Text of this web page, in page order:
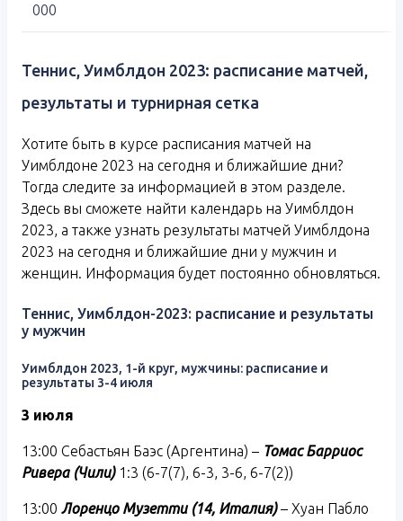
000
Теннис, Уимблдон 2023: расписание матчей,
результаты и турнирная сетка
Хотите быть в курсе расписания матчей на
Уимблдоне 2023 на сегодня и ближайшие дни?
Тогда следите за информацией в этом разделе.
Здесь вы сможете найти календарь на Уимблдон
2023, а также узнать результаты матчей Уимблдона
2023 на сегодня и ближайшие дни у мужчин и
женщин. Информация будет постоянно обновляться.
Теннис, Уимблдон-2023: расписание и результаты
у мужчин
Уимблдон 2023, 1-й круг, мужчины: расписание и
результаты 3-4 июля
3 июля
13:00 Себастьян Баэс (Аргентина) – Томас Барриос
Ривера (Чили) 1:3 (6-7(7), 6-3, 3-6, 6-7(2))
13:00 Лоренцо Музетти (14, Италия) – Хуан Пабло